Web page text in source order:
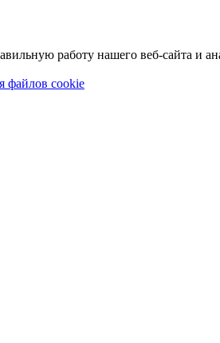
работу нашего веб-сайта и
файлов cookie